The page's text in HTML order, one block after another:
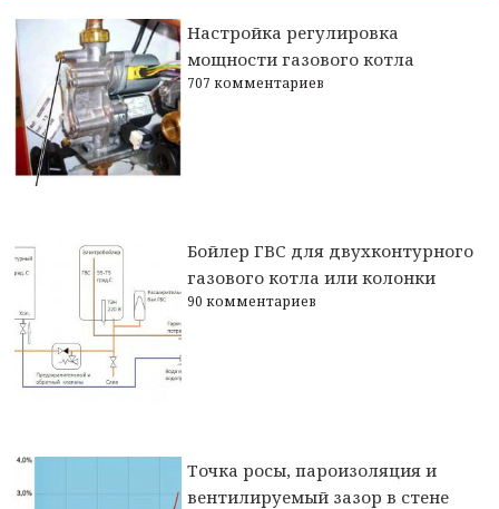
Настройка регулировка
мощности газового котла
707 комментариев
Бойлер ГВС для двухконтурного
газового котла или колонки
90 комментариев
Точка росы, пароизоляция и
вентилируемый зазор в стене